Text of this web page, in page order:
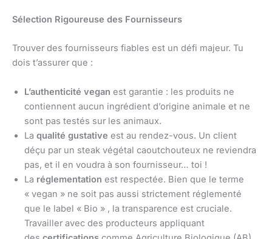
Sélection Rigoureuse des Fournisseurs
Trouver des fournisseurs fiables est un défi majeur. Tu
dois t’assurer que :
L’authenticité vegan est garantie : les produits ne
contiennent aucun ingrédient d’origine animale et ne
sont pas testés sur les animaux.
La qualité gustative est au rendez-vous. Un client
déçu par un steak végétal caoutchouteux ne reviendra
pas, et il en voudra à son fournisseur… toi !
La réglementation est respectée. Bien que le terme
« vegan » ne soit pas aussi strictement réglementé
que le label « Bio » , la transparence est cruciale.
Travailler avec des producteurs appliquant